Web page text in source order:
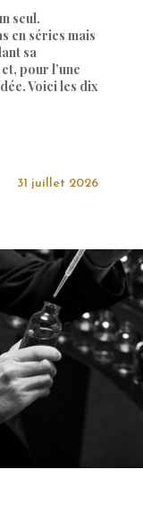
seul.
en séries mais
sa
pour l’une
Voici les dix
31 juillet 2026